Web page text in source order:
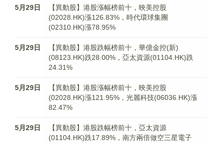
5月29日
【異動股】港股漲幅榜前十，映美控股
(02028.HK)漲126.83%，時代環球集團
(02310.HK)漲78.95%
5月29日
【異動股】港股跌幅榜前十，華億金控(新)
(08123.HK)跌28.00%，亞太資源(01104.HK)跌
24.31%
5月29日
【異動股】港股漲幅榜前十，映美控股
(02028.HK)漲121.95%，光麗科技(06036.HK)漲
82.47%
5月29日
【異動股】港股跌幅榜前十，亞太資源
(01104.HK)跌17.89%，南方兩倍做空三星電子